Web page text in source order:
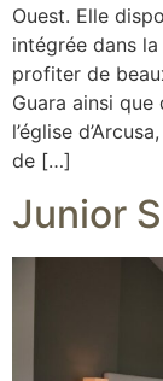
Ouest. Elle
intégrée dans
profiter de
Guara ainsi que
l’église
de […]
Junior